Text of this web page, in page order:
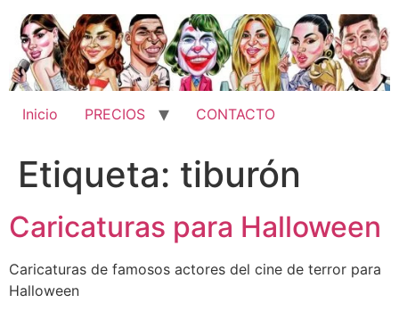
contenido
Inicio PRECIOS CONTACTO
Etiqueta: tiburón
Caricaturas para Halloween
Caricaturas de famosos actores del cine de terror para
Halloween